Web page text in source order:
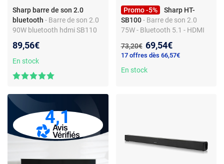
Sharp barre de son 2.0
bluetooth - Barre de son 2.0
90W bluetooth hdmi SB110
89,56€
En stock
Promo -5%
Sharp HT-
SB100 - Barre de son 2.0
75W - Bluetooth 5.1 - HDMI
Ancien prix :
73,20€ Nouveau prix :
69,54€
17 offres dès 66,57€
En stock
4,1